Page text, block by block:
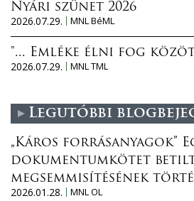
Nyári szünet 2026
2026.07.29.
MNL BéML
"... Emléke élni fog
2026.07.29.
MNL TML
Legutóbbi
„Káros forrásanyagok”
dokumentumkötet
megsemmisítésének
2026.01.28.
MNL OL